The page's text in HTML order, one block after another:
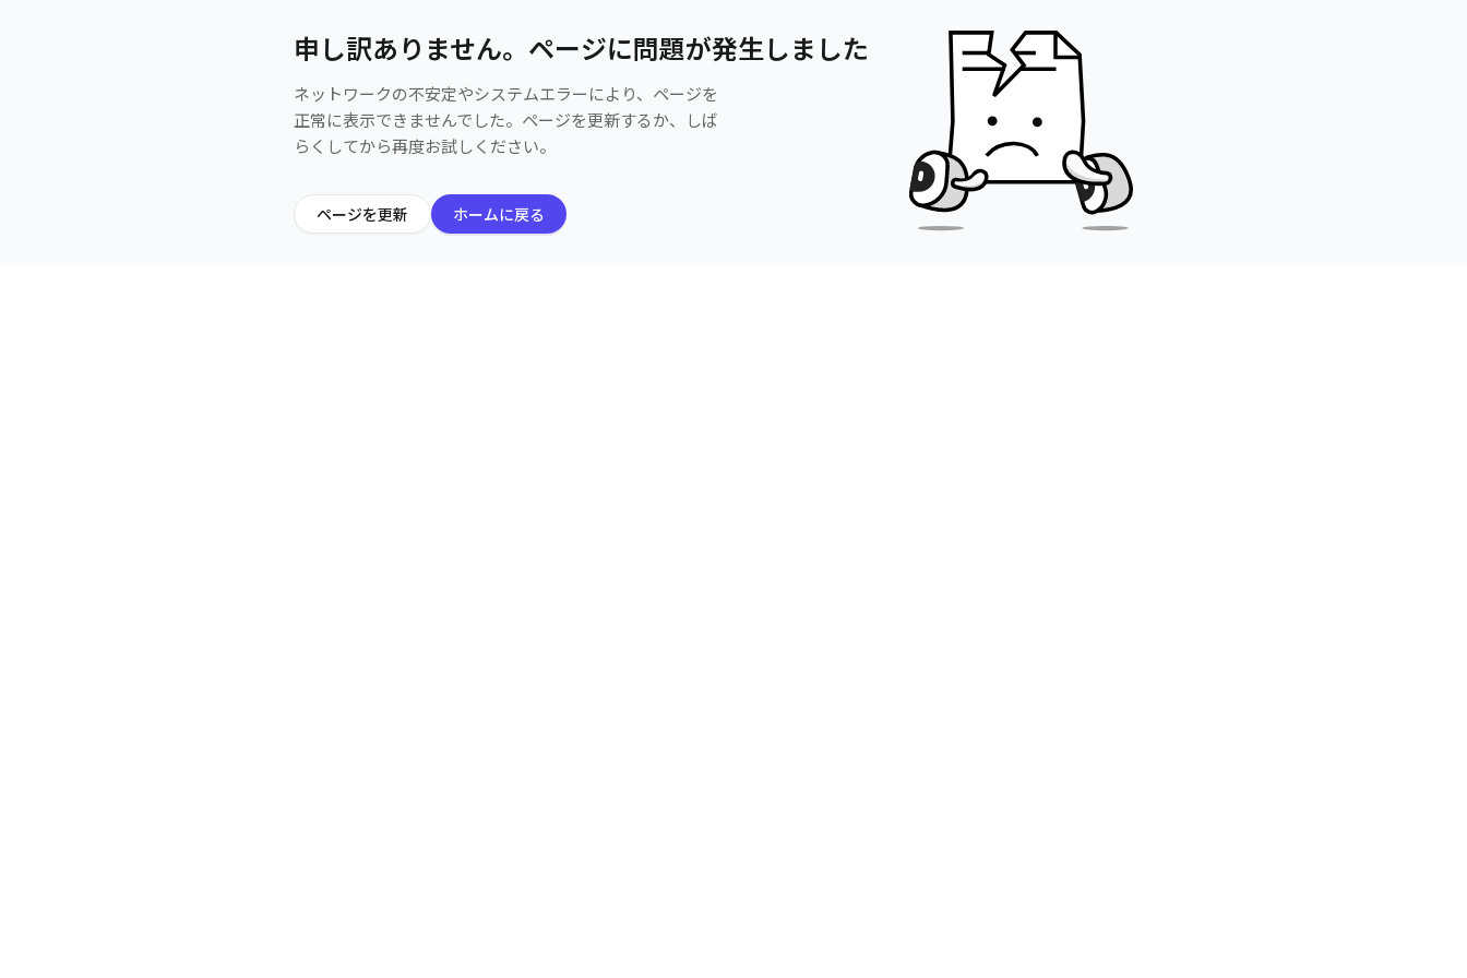
申し訳ありません。ページに問題が発生しました
ネットワークの不安定やシステムエラーにより、ページを
正常に表示できませんでした。ページを更新するか、しば
らくしてから再度お試しください。
ページを更新 ホームに戻る